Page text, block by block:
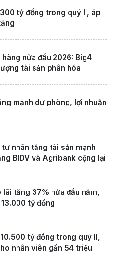
tỷ đồng trong quý II, áp
hàng nửa đầu 2026: Big4
tài sản phân hóa
mạnh dự phòng, lợi nhuận
nhân tăng tài sản mạnh
BIDV và Agribank cộng lại
lãi tăng 37% nửa đầu năm,
tỷ đồng
tỷ đồng trong quý II,
nhân viên gần 54 triệu